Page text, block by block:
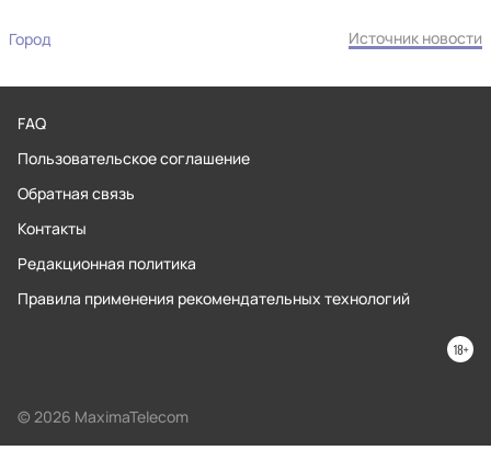
Город Источник новости
FAQ
Пользовательское соглашение
Обратная связь
Контакты
Редакционная политика
Правила применения рекомендательных технологий
© 2026 MaximaTelecom